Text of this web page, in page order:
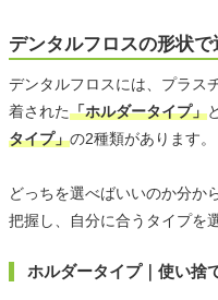
デンタルフロスの形状で
デンタルフロスには、プラス
着された「ホルダータイプ」
タイプ」の2種類があります。
どっちを選べばいいのか分か
把握し、自分に合うタイプを
ホルダータイプ｜使い捨